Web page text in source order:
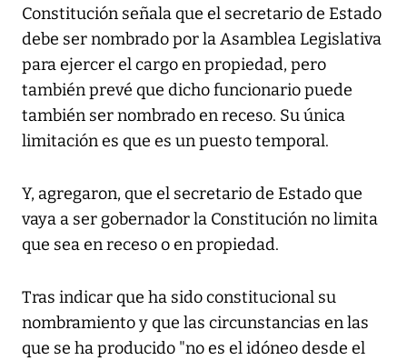
Constitución señala que el secretario de Estado
debe ser nombrado por la Asamblea Legislativa
para ejercer el cargo en propiedad, pero
también prevé que dicho funcionario puede
también ser nombrado en receso. Su única
limitación es que es un puesto temporal.
Y, agregaron, que el secretario de Estado que
vaya a ser gobernador la Constitución no limita
que sea en receso o en propiedad.
Tras indicar que ha sido constitucional su
nombramiento y que las circunstancias en las
que se ha producido "no es el idóneo desde el